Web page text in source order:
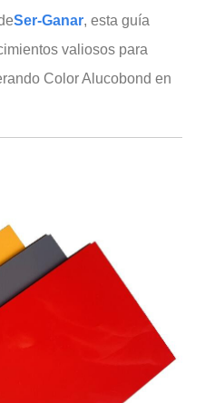
Ser-Ganar, esta guía
valiosos para
Color Alucobond en